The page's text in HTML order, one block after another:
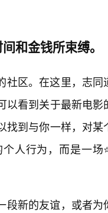
和金钱所束缚。
区。在这里，志同
看到关于最新电影
到与你一样，对
人行为，而是一场
新的友谊，或者